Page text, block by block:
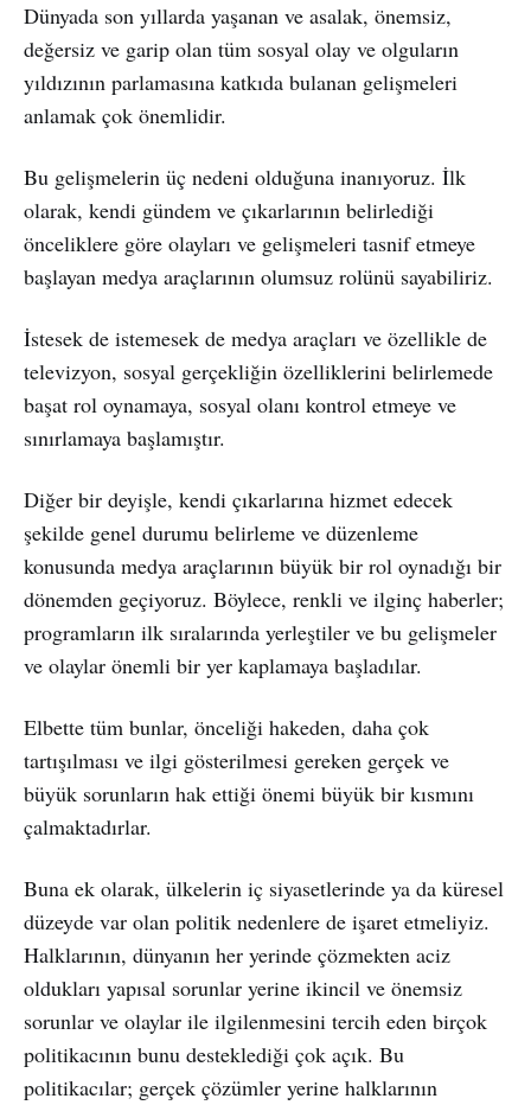
Dünyada son yıllarda yaşanan ve asalak, önemsiz,
değersiz ve garip olan tüm sosyal olay ve olguların
yıldızının parlamasına katkıda bulanan gelişmeleri
anlamak çok önemlidir.
Bu gelişmelerin üç nedeni olduğuna inanıyoruz. İlk
olarak, kendi gündem ve çıkarlarının belirlediği
önceliklere göre olayları ve gelişmeleri tasnif etmeye
başlayan medya araçlarının olumsuz rolünü sayabiliriz.
İstesek de istemesek de medya araçları ve özellikle de
televizyon, sosyal gerçekliğin özelliklerini belirlemede
başat rol oynamaya, sosyal olanı kontrol etmeye ve
sınırlamaya başlamıştır.
Diğer bir deyişle, kendi çıkarlarına hizmet edecek
şekilde genel durumu belirleme ve düzenleme
konusunda medya araçlarının büyük bir rol oynadığı bir
dönemden geçiyoruz. Böylece, renkli ve ilginç haberler;
programların ilk sıralarında yerleştiler ve bu gelişmeler
ve olaylar önemli bir yer kaplamaya başladılar.
Elbette tüm bunlar, önceliği hakeden, daha çok
tartışılması ve ilgi gösterilmesi gereken gerçek ve
büyük sorunların hak ettiği önemi büyük bir kısmını
çalmaktadırlar.
Buna ek olarak, ülkelerin iç siyasetlerinde ya da küresel
düzeyde var olan politik nedenlere de işaret etmeliyiz.
Halklarının, dünyanın her yerinde çözmekten aciz
oldukları yapısal sorunlar yerine ikincil ve önemsiz
sorunlar ve olaylar ile ilgilenmesini tercih eden birçok
politikacının bunu desteklediği çok açık. Bu
politikacılar; gerçek çözümler yerine halklarının